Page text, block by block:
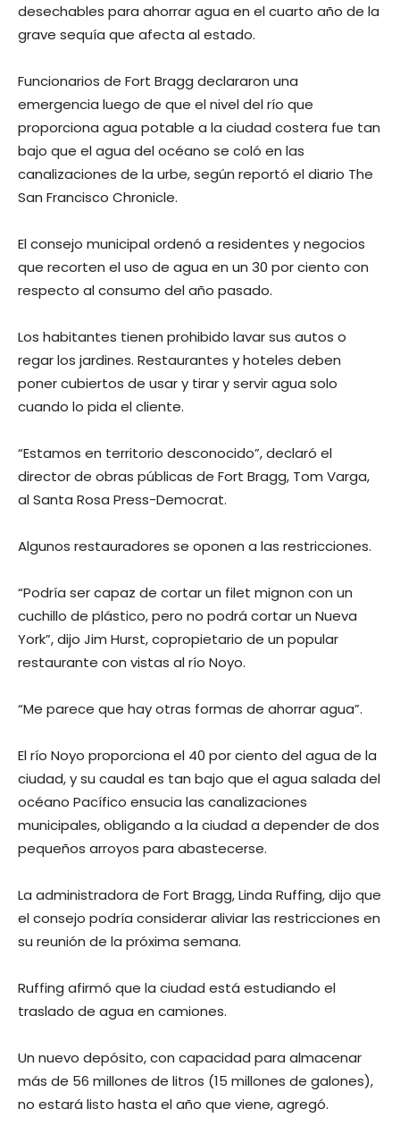
desechables para ahorrar agua en el cuarto año de la
grave sequía que afecta al estado.
Funcionarios de Fort Bragg declararon una
emergencia luego de que el nivel del río que
proporciona agua potable a la ciudad costera fue tan
bajo que el agua del océano se coló en las
canalizaciones de la urbe, según reportó el diario The
San Francisco Chronicle.
El consejo municipal ordenó a residentes y negocios
que recorten el uso de agua en un 30 por ciento con
respecto al consumo del año pasado.
Los habitantes tienen prohibido lavar sus autos o
regar los jardines. Restaurantes y hoteles deben
poner cubiertos de usar y tirar y servir agua solo
cuando lo pida el cliente.
“Estamos en territorio desconocido”, declaró el
director de obras públicas de Fort Bragg, Tom Varga,
al Santa Rosa Press-Democrat.
Algunos restauradores se oponen a las restricciones.
“Podría ser capaz de cortar un filet mignon con un
cuchillo de plástico, pero no podrá cortar un Nueva
York”, dijo Jim Hurst, copropietario de un popular
restaurante con vistas al río Noyo.
“Me parece que hay otras formas de ahorrar agua”.
El río Noyo proporciona el 40 por ciento del agua de la
ciudad, y su caudal es tan bajo que el agua salada del
océano Pacífico ensucia las canalizaciones
municipales, obligando a la ciudad a depender de dos
pequeños arroyos para abastecerse.
La administradora de Fort Bragg, Linda Ruffing, dijo que
el consejo podría considerar aliviar las restricciones en
su reunión de la próxima semana.
Ruffing afirmó que la ciudad está estudiando el
traslado de agua en camiones.
Un nuevo depósito, con capacidad para almacenar
más de 56 millones de litros (15 millones de galones),
no estará listo hasta el año que viene, agregó.